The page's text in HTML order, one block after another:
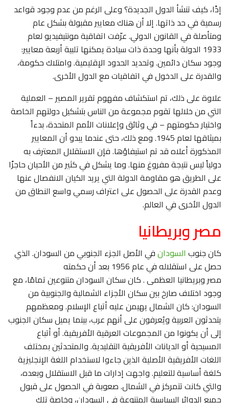
إذًا، كيف تنشأ الدول الجديدة؟ وعلى الرغم من عدم وجود قواعد
رسمية في حد ذاتها. إلا أن هناك معايير مقبولة بشكل عام
ومتأصلة في القانون الدولي. عرّفت اتفاقية مونتيفيديو لعام
1933 الدولة بأنها وحدة ذات سيادة يمكنها تلبية أربعة معايير:
وجود سكان دائمين. وتحديد الحدود الإقليمية. وامتلاك حكومة،
والقدرة على الدخول في اتفاقيات مع الدول الأخرى.
علاوة على ذلك، تم استكشاف مفهوم تقرير المصير – العملية
التي من خلالها تقوم مجموعة من الناس بتشكيل دولتهم الخاصة
واختيار حكومتهم – في وثائق وإعلانات الأمم المتحدة، بدءاً
بميثاقها لعام 1945. ومع ذلك، حتى عندما يبدو أن المعايير
المذكورة أعلاه قد تم استيفاؤها. فإن الاستقلال المعترف به
دولياً ليس نتيجة مفروغ منها. وما يشكل في كثير من الأحيان حاجزًا
على الطريق هو مقاومة الدولة التي يريد الكيان الانفصال عنها
وعدم القدرة على الحصول على اعتراف رسمي واسع النطاق من
الدول الأخرى في العالم.
مصر وبريطانيا
كان جنوبالسودانفي الأصل الجزء الجنوبي من السودان. الذي
حصل على استقلاله في عام 1956 بعد أن حكمته
مصر وبريطانيا العظمى . كان سكان السودان متنوعين تمامًا، مع
وجود اختلاف صارخ بين سكان الأجزاء الشمالية والجنوبية من
السودان: كان الشمال يهيمن عليه أتباع الإسلام. ومعظمهم
يتحدثون العربية ويُعرفون على أنهم عرب، بينما يميل سكان الجنوب
إلى أن يكونوا من المجموعات العرقية الأفريقية. أو أتباع
المسيحية أو الديانات الأفريقية التقليدية. والمتحدثين بمختلف
اللغات الأفريقية الأصلية الذين جاءوا لاستخدام اللغة الإنجليزية
كلغة أساسية للتعليم. واجهت إدارات ما قبل الاستقلال وبعده،
والتي كانت تتمركز في الشمال. صعوبة في الحصول على قبول
جميع الدوائر السياسية المتنوعة في السودان، وخاصة تلك